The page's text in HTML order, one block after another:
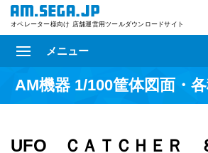
オペレーター様向け 店舗運営用ツールダウンロードサイト
メニュー
AM機器 1/100筐体図面・
UFO ＣＡＴＣＨＥＲ